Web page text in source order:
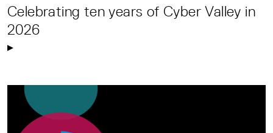
Celebrating ten years of Cyber Valley in
2026